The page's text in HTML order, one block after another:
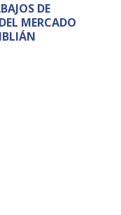
DE
MERCADO